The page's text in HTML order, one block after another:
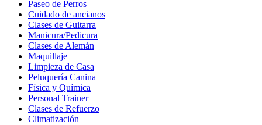
Paseo de Perros
Cuidado de ancianos
Clases de Guitarra
Manicura/Pedicura
Clases de Alemán
Maquillaje
Limpieza de Casa
Peluquería Canina
Física y Química
Personal Trainer
Clases de Refuerzo
Climatización